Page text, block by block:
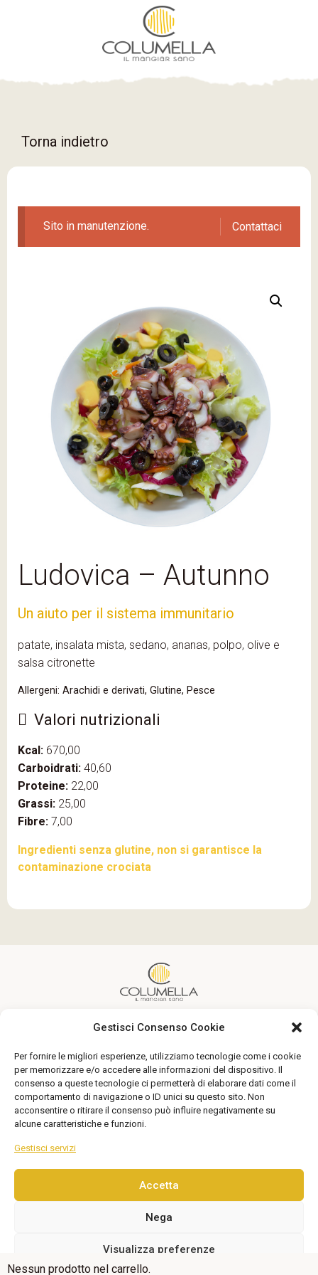
Gestisci Consenso Cookie
Per fornire le migliori esperienze, utilizziamo tecnologie come i cookie
per memorizzare e/o accedere alle informazioni del dispositivo. Il
consenso a queste tecnologie ci permetterà di elaborare dati come il
comportamento di navigazione o ID unici su questo sito. Non
acconsentire o ritirare il consenso può influire negativamente su
alcune caratteristiche e funzioni.
Gestisci servizi
Accetta
Nega
Visualizza preferenze
Torna indietro
Contattaci
Sito in manutenzione.
Ludovica – Autunno
Un aiuto per il sistema immunitario
patate, insalata mista, sedano, ananas, polpo, olive e
salsa citronette
Allergeni: Arachidi e derivati, Glutine, Pesce
Valori nutrizionali
Kcal: 670,00
Carboidrati: 40,60
Proteine: 22,00
Grassi: 25,00
Fibre: 7,00
Ingredienti senza glutine, non si garantisce la
contaminazione crociata
Nessun prodotto nel carrello.
Un’alimentazione sana alla portata di tutti
Seguici
© 2026 Columella. Tutti i diritti riservati. Via degli Aranci
Credits•Privacy